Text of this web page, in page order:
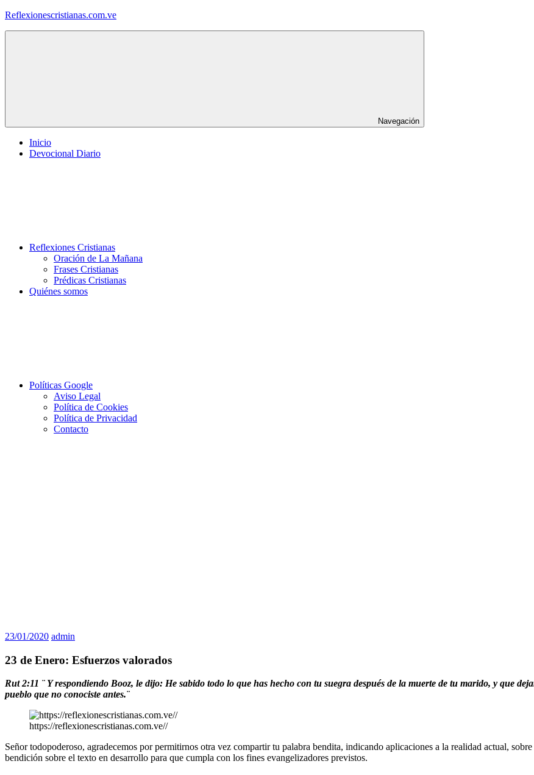
Saltar
Reflexionescristianas.com.ve
Navegación
Inicio
Devocional Diario
Reflexiones Cristianas
Oración de La Mañana
Frases Cristianas
Prédicas Cristianas
Quiénes somos
Políticas Google
Aviso Legal
Política de Cookies
Política de Privacidad
Contacto
23/01/2020 admin
23 de Enero: Esfuerzos valorados
Rut 2:11 ¨ Y respondiendo Booz, le dijo: He sabido todo lo que has hecho con tu suegra después de la muerte de tu marido, y que
pueblo que no conociste antes.¨
https://reflexionescristianas.com.ve//
Señor todopoderoso, agradecemos por permitirnos otra vez compartir tu palabra bendita, indicando aplicaciones a la realidad actual,
bendición sobre el texto en desarrollo para que cumpla con los fines evangelizadores previstos.